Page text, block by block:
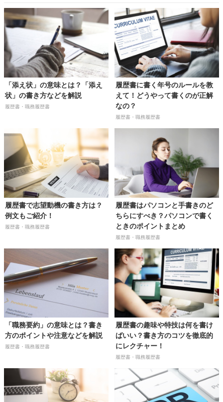
「添え状」の意味とは？「添え
状」の書き方などを解説
履歴書・職務履歴書
履歴書に書く年号のルールを教
えて！どうやって書くのが正解
なの？
履歴書・職務履歴書
履歴書で志望動機の書き方は？
例文もご紹介！
履歴書・職務履歴書
履歴書はパソコンと手書きのど
ちらにすべき？パソコンで書く
ときのポイントまとめ
履歴書・職務履歴書
「職務要約」の意味とは？書き
方のポイントや注意などを解説
履歴書・職務履歴書
履歴書の趣味や特技は何を書け
ばいい？書き方のコツを徹底的
にレクチャー！
履歴書・職務履歴書